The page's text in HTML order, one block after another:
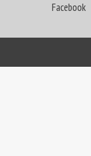
Facebook